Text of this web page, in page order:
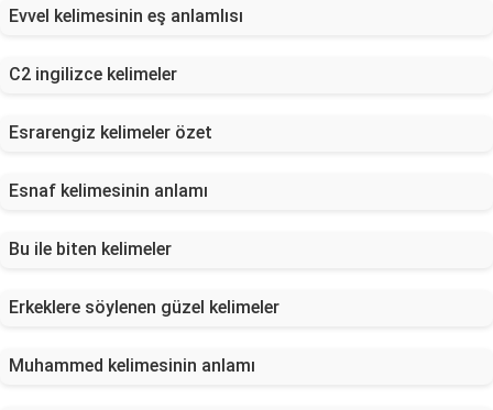
Evvel kelimesinin eş anlamlısı
C2 ingilizce kelimeler
Esrarengiz kelimeler özet
Esnaf kelimesinin anlamı
Bu ile biten kelimeler
Erkeklere söylenen güzel kelimeler
Muhammed kelimesinin anlamı